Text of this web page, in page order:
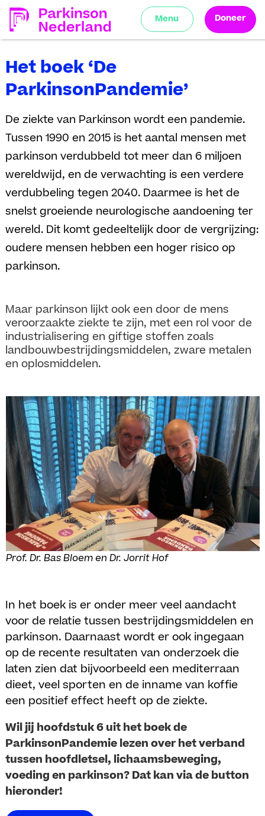
Menu Doneer
Het boek ‘De
ParkinsonPandemie’
De ziekte van Parkinson wordt een pandemie.
Tussen 1990 en 2015 is het aantal mensen met
parkinson verdubbeld tot meer dan 6 miljoen
wereldwijd, en de verwachting is een verdere
verdubbeling tegen 2040. Daarmee is het de
snelst groeiende neurologische aandoening ter
wereld. Dit komt gedeeltelijk door de vergrijzing:
oudere mensen hebben een hoger risico op
parkinson.
Maar parkinson lijkt ook een door de mens
veroorzaakte ziekte te zijn, met een rol voor de
industrialisering en giftige stoffen zoals
landbouwbestrijdingsmiddelen, zware metalen
en oplosmiddelen.
Prof. Dr. Bas Bloem en Dr. Jorrit Hof
In het boek is er onder meer veel aandacht
voor de relatie tussen bestrijdingsmiddelen en
parkinson. Daarnaast wordt er ook ingegaan
op de recente resultaten van onderzoek die
laten zien dat bijvoorbeeld een mediterraan
dieet, veel sporten en de inname van koffie
een positief effect heeft op de ziekte.
Wil jij hoofdstuk 6 uit het boek de
ParkinsonPandemie lezen over het verband
tussen hoofdletsel, lichaamsbeweging,
voeding en parkinson? Dat kan via de button
hieronder!